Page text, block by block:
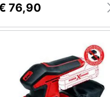
76,90